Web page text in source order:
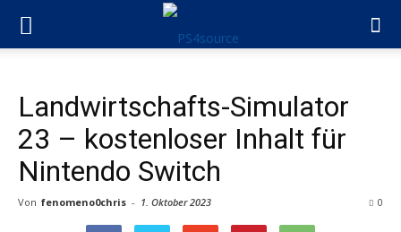
Landwirtschafts-Simulator
23 – kostenloser Inhalt für
Nintendo Switch
Von fenomeno0chris - 1. Oktober 2023 0